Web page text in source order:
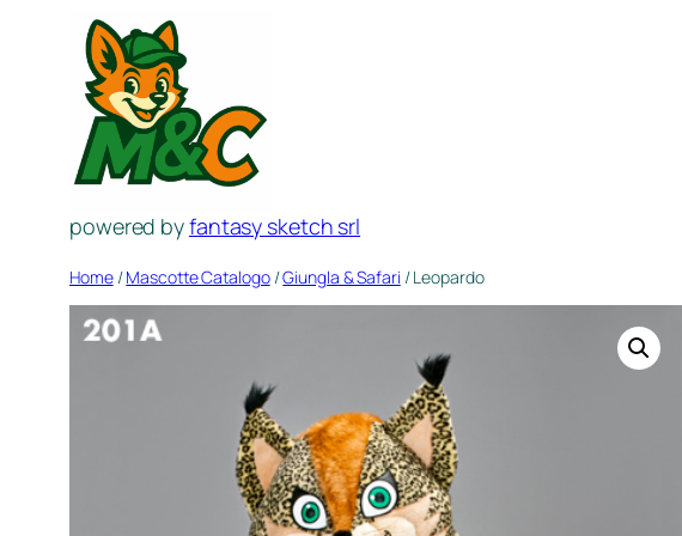
contenuto
powered byfantasy sketch srl
Home/Mascotte Catalogo/Giungla & Safari / Leopardo